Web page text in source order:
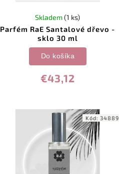
Parfém RaE Santalové dřevo -
sklo 30 ml
Skladem(1 ks)
€43,12
Do košíka
Kód:34889